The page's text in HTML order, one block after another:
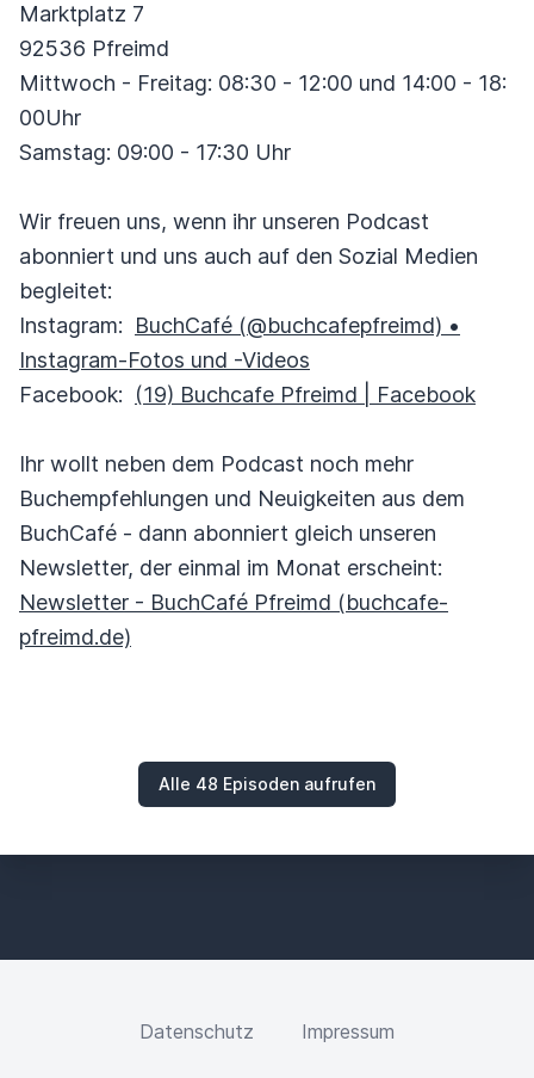
Marktplatz 7
92536 Pfreimd
Mittwoch - Freitag: 08:30 - 12:00 und 14:00 - 18:
00Uhr
Samstag: 09:00 - 17:30 Uhr
Wir freuen uns, wenn ihr unseren Podcast
abonniert und uns auch auf den Sozial Medien
begleitet:
Instagram: BuchCafé (@buchcafepfreimd) •
Instagram-Fotos und -Videos
Facebook: (19) Buchcafe Pfreimd | Facebook
Ihr wollt neben dem Podcast noch mehr
Buchempfehlungen und Neuigkeiten aus dem
BuchCafé - dann abonniert gleich unseren
Newsletter, der einmal im Monat erscheint:
Newsletter - BuchCafé Pfreimd (buchcafe-
pfreimd.de)
Alle 48 Episoden aufrufen
Datenschutz Impressum